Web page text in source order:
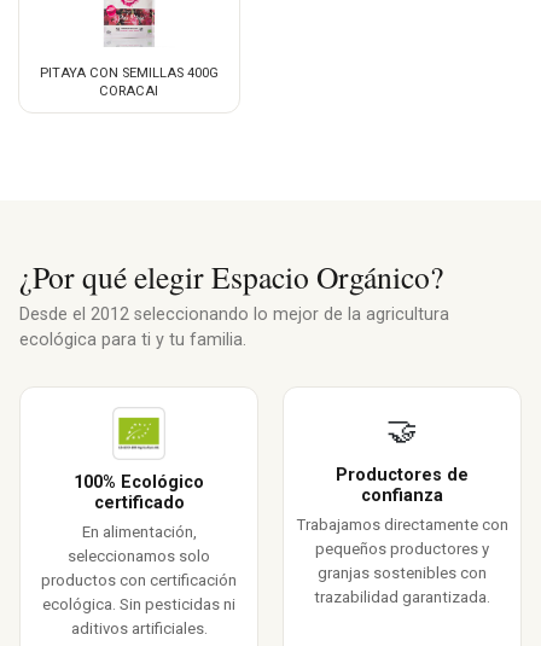
PITAYA CON SEMILLAS 400G
CORACAI
¿Por qué elegir Espacio Orgánico?
Desde el 2012 seleccionando lo mejor de la agricultura
ecológica para ti y tu familia.
100% Ecológico
certificado
En alimentación,
seleccionamos solo
productos con certificación
ecológica. Sin pesticidas ni
aditivos artificiales.
🤝
Productores de
confianza
Trabajamos directamente con
pequeños productores y
granjas sostenibles con
trazabilidad garantizada.